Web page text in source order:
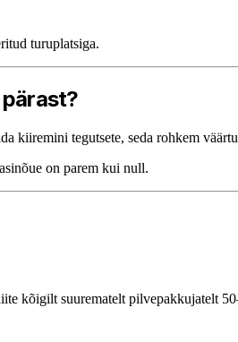
turuplatsiga.
tegutsete, seda rohkem
on parem kui null.
kõigilt suurematelt pilvepakkujatelt